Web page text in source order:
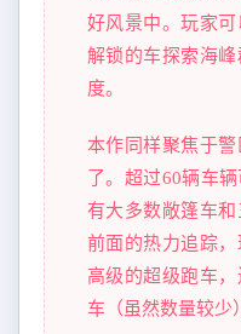
好风景中。玩家
解锁的车探索海
度。
本作同样聚焦于
了。超过60辆车
有大多数敞篷车
前面的热力追踪
高级的超级跑车
车（虽然数量较少